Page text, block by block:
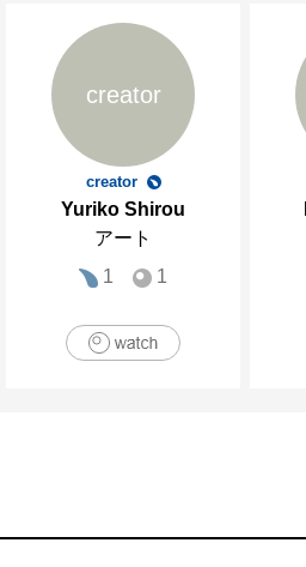
creator
creator
Yuriko Shirou
アート
1
1